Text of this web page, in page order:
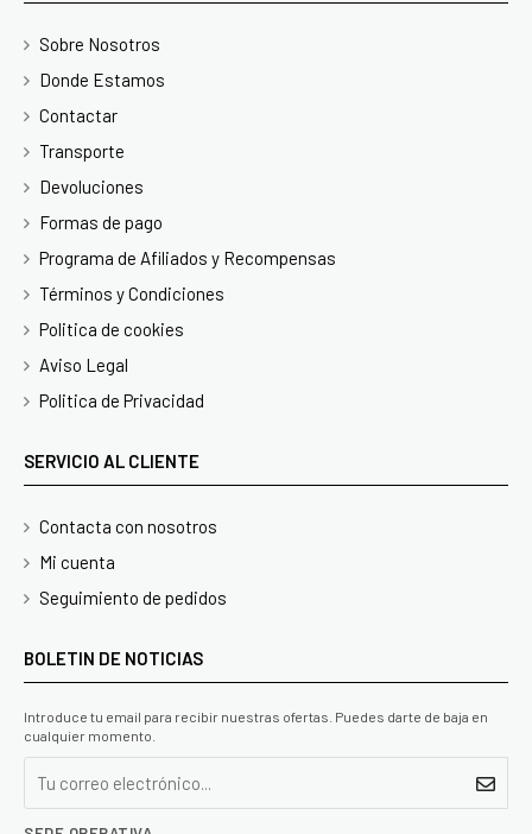
Sobre Nosotros
Donde Estamos
Contactar
Transporte
Devoluciones
Formas de pago
Programa de Afiliados y Recompensas
Términos y Condiciones
Politica de cookies
Aviso Legal
Politica de Privacidad
SERVICIO AL CLIENTE
Contacta con nosotros
Mi cuenta
Seguimiento de pedidos
BOLETIN DE NOTICIAS
Introduce tu email para recibir nuestras ofertas. Puedes darte de baja en
cualquier momento.